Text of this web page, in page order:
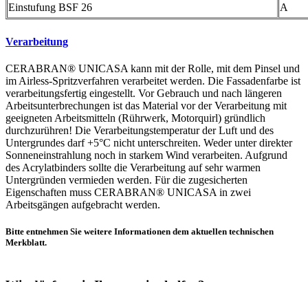
Einstufung BSF 26
A
Verarbeitung
CERABRAN® UNICASA kann mit der Rolle, mit dem Pinsel und
im Airless-Spritzverfahren verarbeitet werden. Die Fassadenfarbe ist
verarbeitungsfertig eingestellt. Vor Gebrauch und nach längeren
Arbeitsunterbrechungen ist das Material vor der Verarbeitung mit
geeigneten Arbeitsmitteln (Rührwerk, Motorquirl) gründlich
durchzurühren! Die Verarbeitungstemperatur der Luft und des
Untergrundes darf +5°C nicht unterschreiten. Weder unter direkter
Sonneneinstrahlung noch in starkem Wind verarbeiten. Aufgrund
des Acrylatbinders sollte die Verarbeitung auf sehr warmen
Untergründen vermieden werden. Für die zugesicherten
Eigenschaften muss CERABRAN® UNICASA in zwei
Arbeitsgängen aufgebracht werden.
Bitte entnehmen Sie weitere Informationen dem aktuellen technischen
Merkblatt.